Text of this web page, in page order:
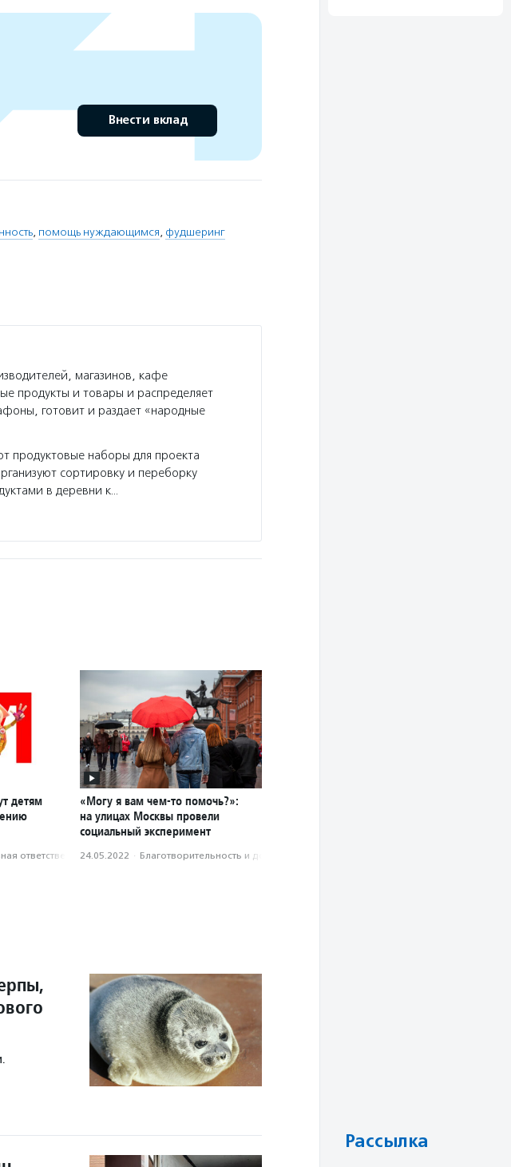
Внести вклад
, помощь нуждающимся, фудшеринг
магазинов, кафе
продукты и товары и распределяет
готовит и раздает «народные
продуктовые наборы для проекта
сортировку и переборку
в деревни к…
детям
ответственность
«Могу я вам чем-то помочь?»:
на улицах Москвы провели
социальный эксперимент
24.05.2022 · Благотвори­тель­ность и доброволь­чест­во
Рассылка